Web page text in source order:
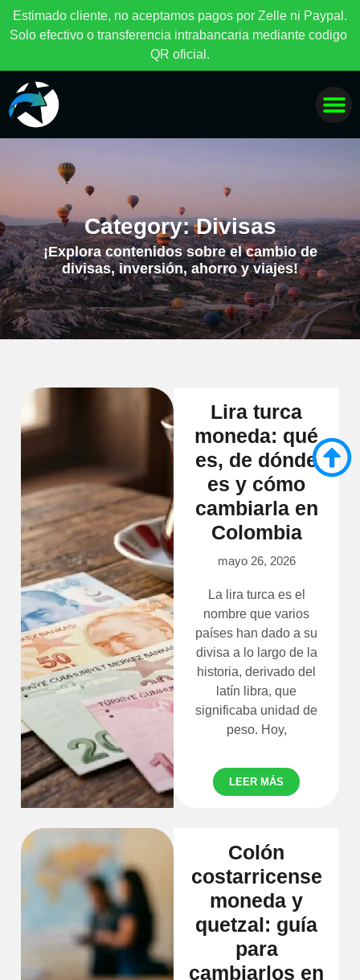
Estimado c iente, no aceptamos pagos por Ze e ni Paypa .
So o efectivo o transferencia intrabancaria mediante codigo
QR oficia .
Category: Divisas
¡Explora contenidos sobre el cambio de
divisas, inversión, ahorro y viajes!
Lira turca
moneda: qué
es, de dónde
es y cómo
cambiarla en
Colombia
mayo 26, 2026
La lira turca es el
nombre que varios
países han dado a su
divisa a lo largo de la
historia, derivado del
latín libra, que
significaba unidad de
peso. Hoy,
LEER MÁS
Colón
costarricense
moneda y
quetzal: guía
para
cambiarlos en